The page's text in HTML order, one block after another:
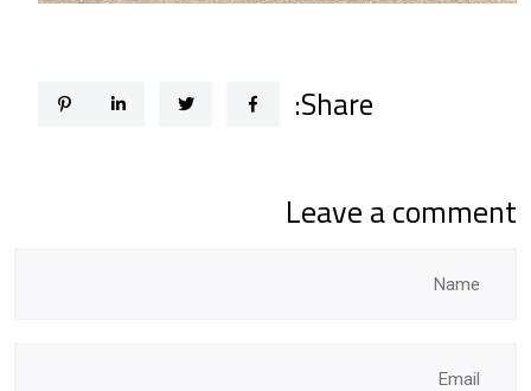
Share:
Leave a comment